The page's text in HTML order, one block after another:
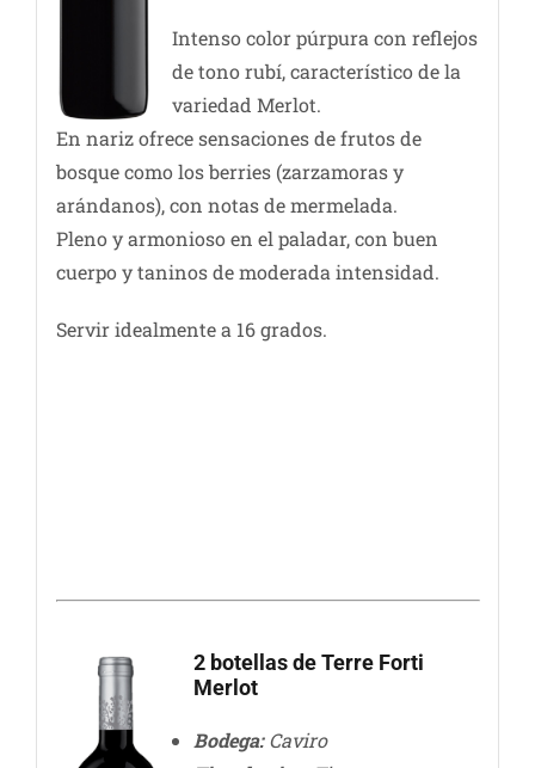
Intenso color púrpura con reflejos
de tono rubí, característico de la
variedad Merlot.
En nariz ofrece sensaciones de frutos de
bosque como los berries (zarzamoras y
arándanos), con notas de mermelada.
Pleno y armonioso en el paladar, con buen
cuerpo y taninos de moderada intensidad.
Servir idealmente a 16 grados.
2 botellas de Terre Forti
Merlot
Bodega:Caviro